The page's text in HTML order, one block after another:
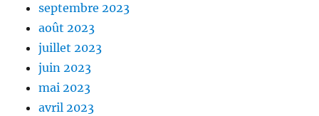
septembre 2023
août 2023
juillet 2023
juin 2023
mai 2023
avril 2023